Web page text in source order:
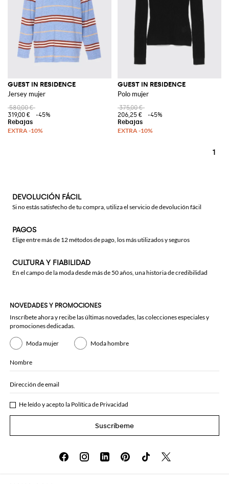
GUEST IN RESIDENCE
Jersey mujer
580,00 €
319,00 €
-45%
GUEST IN RESIDENCE
Polo mujer
375,00 €
206,25 €
-45%
1
DEVOLUCIÓN FÁCIL
Si no estás satisfecho de tu compra, utiliza el servicio de devolución fácil
PAGOS
Elige entre más de 12 métodos de pago, los más utilizados y seguros
CULTURA Y FIABILIDAD
En el campo de la moda desde más de 50 años, una historia de credibilidad
NOVEDADES Y PROMOCIONES
Inscríbete ahora y recibe las últimas novedades, las colecciones especiales y
promociones dedicadas.
Moda mujer Moda hombre
Nombre
Dirección de email
He leído y acepto la Política de Privacidad
Suscríbeme